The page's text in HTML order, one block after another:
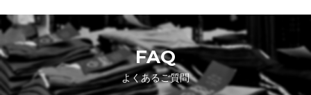
FAQ
よくあるご質問